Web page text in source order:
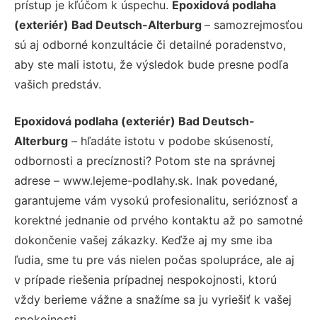
prístup je kľúčom k úspechu. Epoxidová podlaha
(exteriér) Bad Deutsch-Alterburg – samozrejmosťou
sú aj odborné konzultácie či detailné poradenstvo,
aby ste mali istotu, že výsledok bude presne podľa
vašich predstáv.
Epoxidová podlaha (exteriér) Bad Deutsch-
Alterburg – hľadáte istotu v podobe skúseností,
odbornosti a precíznosti? Potom ste na správnej
adrese – www.lejeme-podlahy.sk. Inak povedané,
garantujeme vám vysokú profesionalitu, serióznosť a
korektné jednanie od prvého kontaktu až po samotné
dokončenie vašej zákazky. Keďže aj my sme iba
ľudia, sme tu pre vás nielen počas spolupráce, ale aj
v prípade riešenia prípadnej nespokojnosti, ktorú
vždy berieme vážne a snažíme sa ju vyriešiť k vašej